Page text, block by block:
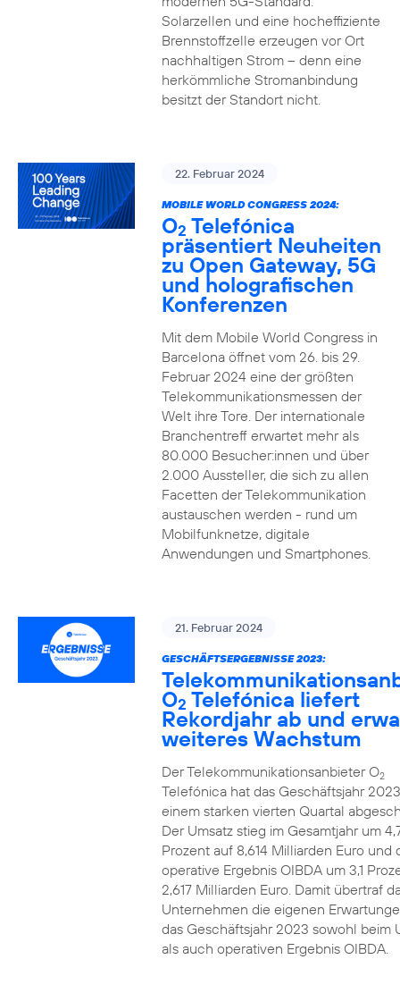
Solarzellen und eine hocheffiziente
Brennstoffzelle erzeugen vor Ort
nachhaltigen Strom – denn eine
herkömmliche Stromanbindung
besitzt der Standort nicht.
22. Februar 2024
MOBILE WORLD CONGRESS 2024:
O2 Telefónica
präsentiert Neuheiten
zu Open Gateway, 5G
und holografischen
Konferenzen
Mit dem Mobile World Congress in
Barcelona öffnet vom 26. bis 29.
Februar 2024 eine der größten
Telekommunikationsmessen der
Welt ihre Tore. Der internationale
Branchentreff erwartet mehr als
80.000 Besucher:innen und über
2.000 Aussteller, die sich zu allen
Facetten der Telekommunikation
austauschen werden - rund um
Mobilfunknetze, digitale
Anwendungen und Smartphones.
21. Februar 2024
GESCHÄFTSERGEBNISSE 2023:
O2 Telefónica liefert
Rekordjahr ab und
weiteres Wachstum
Der Telekommunikationsanbieter O2
Telefónica hat das Geschäftsjahr
einem starken vierten Quartal
Der Umsatz stieg im Gesamtjahr um
Prozent auf 8,614 Milliarden Euro und
operative Ergebnis OIBDA um 3,1
2,617 Milliarden Euro. Damit übertraf
Unternehmen die eigenen
das Geschäftsjahr 2023 sowohl beim
als auch operativen Ergebnis OIBDA.